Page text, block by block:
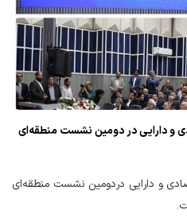
و دارایی در دومین نشست منطقه‌ای
و دارایی دردومین نشست منطقه‌ای